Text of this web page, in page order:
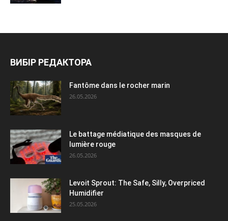
ВИБІР РЕДАКТОРА
Fantôme dans le rocher marin
26.05.2026
Le battage médiatique des masques de
lumière rouge
26.05.2026
Levoit Sprout: The Safe, Silly, Overpriced
Humidifier
25.05.2026